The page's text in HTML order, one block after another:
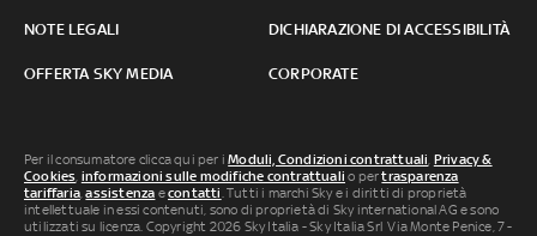
NOTE LEGALI DICHIARAZIONE DI ACCESSIBILITÀ
OFFERTA SKY MEDIA CORPORATE
Per il consumatore clicca qui per iModuli, Condizioni contrattuali Privacy &
Cookies informazioni sulle modifiche contrattuali o pertrasparenza
tariffaria ,assistenza econtatti . Tutti i marchi Sky e i diritti di proprietà
intellettuale in essi contenuti, sono di proprietà di Sky international AG e sono
utilizzati su licenza. Copyright 2026 Sky Italia - Sky Italia Srl Via Monte Penice, 7 -